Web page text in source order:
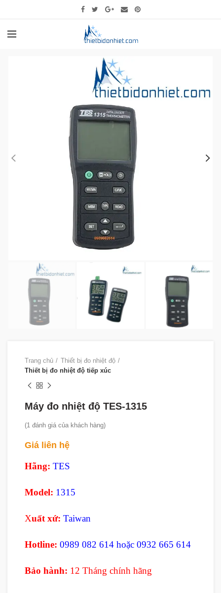
Trang chủ
Thiết bị đo nhiệt độ
Thiết bị đo nhiệt độ tiếp xúc
Máy đo nhiệt độ TES-1315
(1 đánh giá của khách hàng)
Giá liên hệ
Hãng: TES
Model: 1315
Xuất xứ: Taiwan
Hotline: 0989 082 614 hoặc 0932 665 614
Bảo hành: 12 Tháng chính hãng